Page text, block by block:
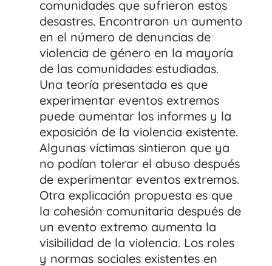
comunidades que sufrieron estos
desastres. Encontraron un aumento
en el número de denuncias de
violencia de género en la mayoría
de las comunidades estudiadas.
Una teoría presentada es que
experimentar eventos extremos
puede aumentar los informes y la
exposición de la violencia existente.
Algunas víctimas sintieron que ya
no podían tolerar el abuso después
de experimentar eventos extremos.
Otra explicación propuesta es que
la cohesión comunitaria después de
un evento extremo aumenta la
visibilidad de la violencia. Los roles
y normas sociales existentes en